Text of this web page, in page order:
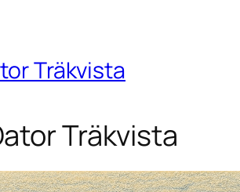
Träkvista
Träkvista